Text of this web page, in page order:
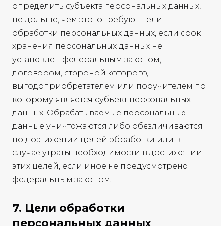
определить субъекта персональных данных,
не дольше, чем этого требуют цели
обработки персональных данных, если срок
хранения персональных данных не
установлен федеральным законом,
договором, стороной которого,
выгодоприобретателем или поручителем по
которому является субъект персональных
данных. Обрабатываемые персональные
данные уничтожаются либо обезличиваются
по достижении целей обработки или в
случае утраты необходимости в достижении
этих целей, если иное не предусмотрено
федеральным законом.
7. Цели обработки
персональных данных